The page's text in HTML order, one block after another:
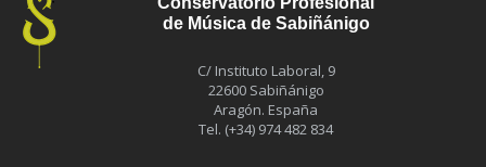
de Música de Sabiñánigo
C/ Instituto Laboral, 9
22600 Sabiñánigo
Aragón. España
Tel. (+34) 974 482 834